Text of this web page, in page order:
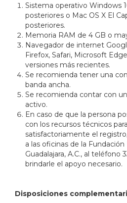
Sistema operativo Windows
posteriores o Mac OS X El
posteriores.
Memoria RAM de 4 GB o
Navegador de internet
Firefox, Safari, Microsoft
versiones más recientes.
Se recomienda tener una
banda ancha.
Se recomienda contar con
activo.
En caso de que la persona
con los recursos técnicos
satisfactoriamente el
a las oficinas de la
Guadalajara, A.C., al teléfono
brindarle el apoyo necesario.
Disposiciones